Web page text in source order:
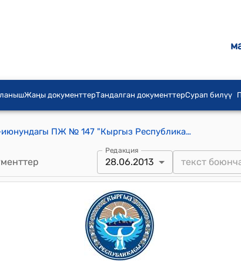
Жаңы документтерТандалган документтерСурап билүү
КР Президентинин 2013-жылдын 28-июнундагы ПЖ № 147 "Кыргыз Республикасынын жарандыгына кабыл алуу жөнүндө" жарлыгы
Редакция
28.06.2013